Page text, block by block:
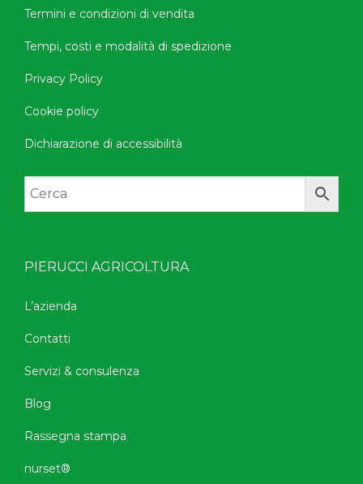
Termini e condizioni di vendita
Tempi, costi e modalità di spedizione
Privacy Policy
Cookie policy
Dichiarazione di accessibilità
PIERUCCI AGRICOLTURA
L’azienda
Contatti
Servizi & consulenza
Blog
Rassegna stampa
nurset®